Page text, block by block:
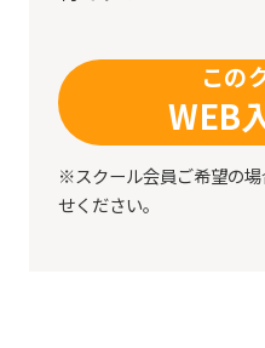
この
WEB
※スクール会員ご希望の
せください。